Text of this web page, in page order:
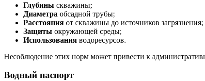
Глубины скважины;
Диаметра обсадной трубы;
Расстояния от скважины до источников загрязнения;
Защиты окружающей среды;
Использования водоресурсов.
Несоблюдение этих норм может привести к
Водный паспорт